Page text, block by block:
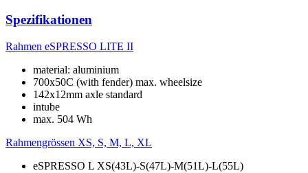
Spezifikationen
Rahmen eSPRESSO LITE II
material: aluminium
700x50C (with fender) max. wheelsize
142x12mm axle standard
intube
max. 504 Wh
Rahmengrössen XS, S, M, L, XL
eSPRESSO L XS(43L)-S(47L)-M(51L)-L(55L)